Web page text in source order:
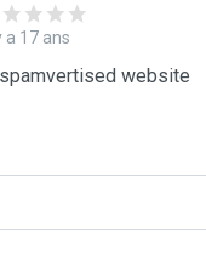
a 17 ans
website